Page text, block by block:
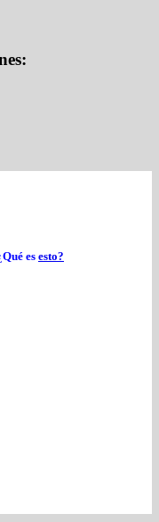
esesto?